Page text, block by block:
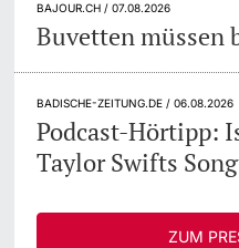
BAJOUR.CH / 07.08.2026
Buvetten müssen
BADISCHE-ZEITUNG.DE / 06.08.2026
Podcast-Hörtipp:
Taylor Swifts
ZUM